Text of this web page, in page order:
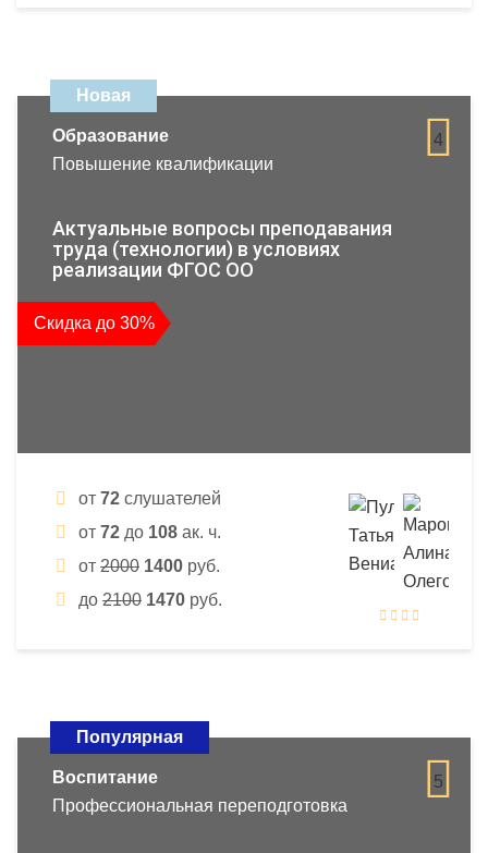
Новая
4
Образование
Повышение квалификации
Актуальные вопросы преподавания
труда (технологии) в условиях
реализации ФГОС ОО
Скидка до 30%
от 72 слушателей
от 72 до 108 ак. ч.
от 2000 1400 руб.
до 2100 1470 руб.
Популярная
5
Воспитание
Профессиональная переподготовка